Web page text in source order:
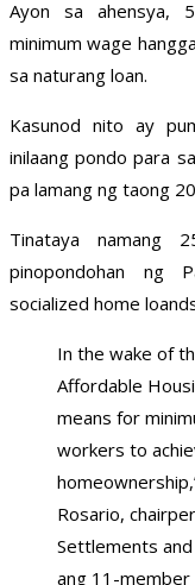
Ayon sa ahensya,
minimum wage
sa naturang loan.
Kasunod nito ay
inilaang pondo para
pa lamang ng taong
Tinataya namang
pinopondohan ng
socialized home
In the wake of
Affordable
means for
workers to
Rosario,
Settlements
ang 11-member